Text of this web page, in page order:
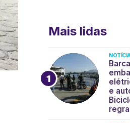
Mais lidas
e